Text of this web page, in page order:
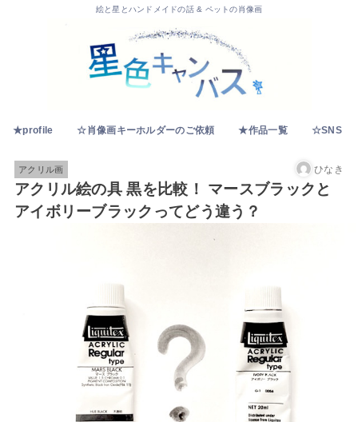
絵と星とハンドメイドの話 & ペットの肖像画
★profile ☆肖像画キーホルダーのご依頼 ★作品一覧 ☆SNS
アクリル画 ひなき
アクリル絵の具 黒を比較！ マースブラックと
アイボリーブラックってどう違う？